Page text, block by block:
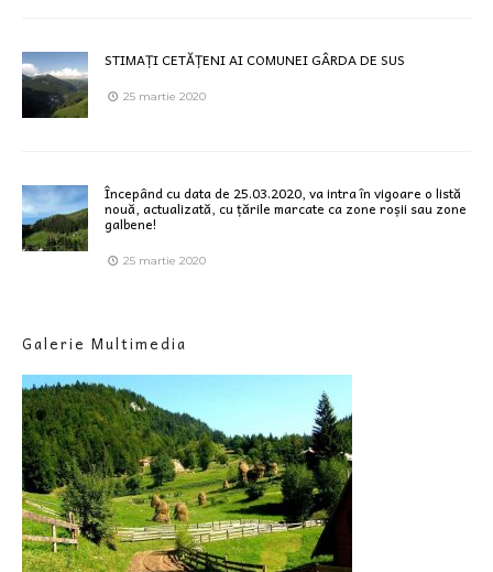
STIMAȚI CETĂȚENI AI COMUNEI GÂRDA DE SUS
25 martie 2020
Începând cu data de 25.03.2020, va intra în vigoare o listă
nouă, actualizată, cu țările marcate ca zone roșii sau zone
galbene!
25 martie 2020
Galerie Multimedia